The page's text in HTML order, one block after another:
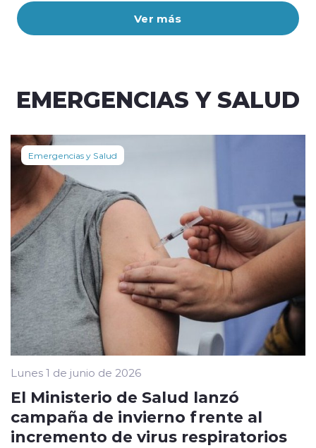
Ver más
EMERGENCIAS Y SALUD
Emergencias y Salud
Lunes 1 de junio de 2026
El Ministerio de Salud lanzó
campaña de invierno frente al
incremento de virus respiratorios